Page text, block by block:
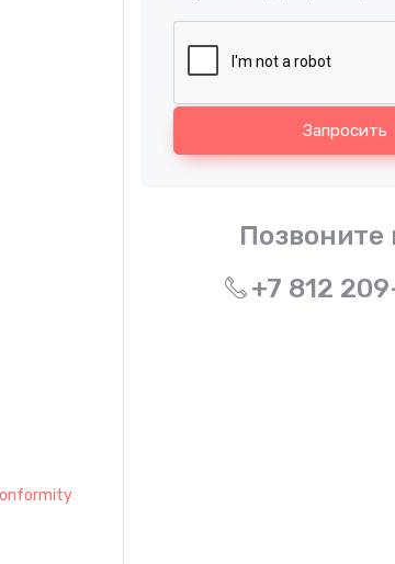
Запросить
Позвоните
+7 812